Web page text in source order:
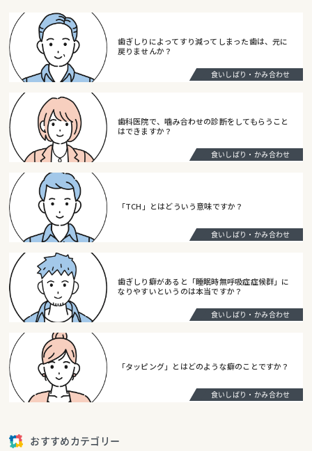
歯ぎしりによってすり減ってしまった歯は、元に
戻りませんか？
食いしばり・かみ合わせ
歯科医院で、噛み合わせの診断をしてもらうこと
はできますか？
食いしばり・かみ合わせ
「TCH」とはどういう意味ですか？
食いしばり・かみ合わせ
歯ぎしり癖があると「睡眠時無呼吸症症候群」に
なりやすいというのは本当ですか？
食いしばり・かみ合わせ
「タッピング」とはどのような癖のことですか？
食いしばり・かみ合わせ
おすすめカテゴリー